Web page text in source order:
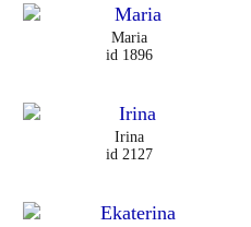
Maria
id 1896
Irina
id 2127